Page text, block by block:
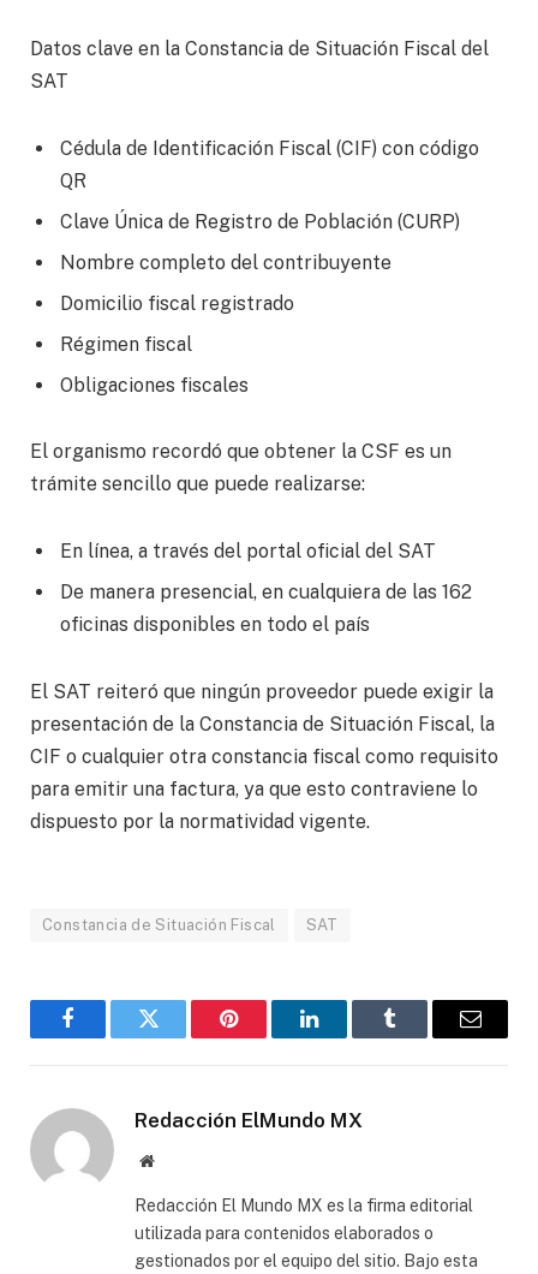
Datos clave en la Constancia de Situación Fiscal del
SAT
Cédula de Identificación Fiscal (CIF) con código
QR
Clave Única de Registro de Población (CURP)
Nombre completo del contribuyente
Domicilio fiscal registrado
Régimen fiscal
Obligaciones fiscales
El organismo recordó que obtener la CSF es un
trámite sencillo que puede realizarse:
En línea, a través del portal oficial del SAT
De manera presencial, en cualquiera de las 162
oficinas disponibles en todo el país
El SAT reiteró que ningún proveedor puede exigir la
presentación de la Constancia de Situación Fiscal, la
CIF o cualquier otra constancia fiscal como requisito
para emitir una factura, ya que esto contraviene lo
dispuesto por la normatividad vigente.
Constancia de Situación Fiscal SAT
FacebookGorjeo Pinterest LinkedInTumblr
Correo
Redacción ElMundo MX
Sitio
Redacción El Mundo MX es la firma editorial
utilizada para contenidos elaborados o
gestionados por el equipo del sitio. Bajo esta